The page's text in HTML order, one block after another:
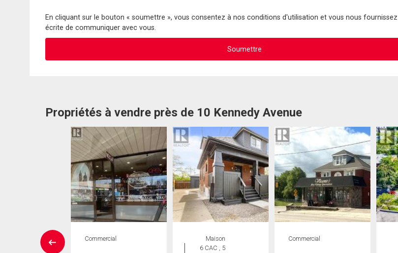
En cliquant sur le bouton « soumettre », vous consentez à nos conditions d'utilisation et vous nous
écrite de communiquer avec vous.
Propriétés à vendre près de 10 Kennedy Avenue
Commercial
Maison
6 CAC , 5
Commercial